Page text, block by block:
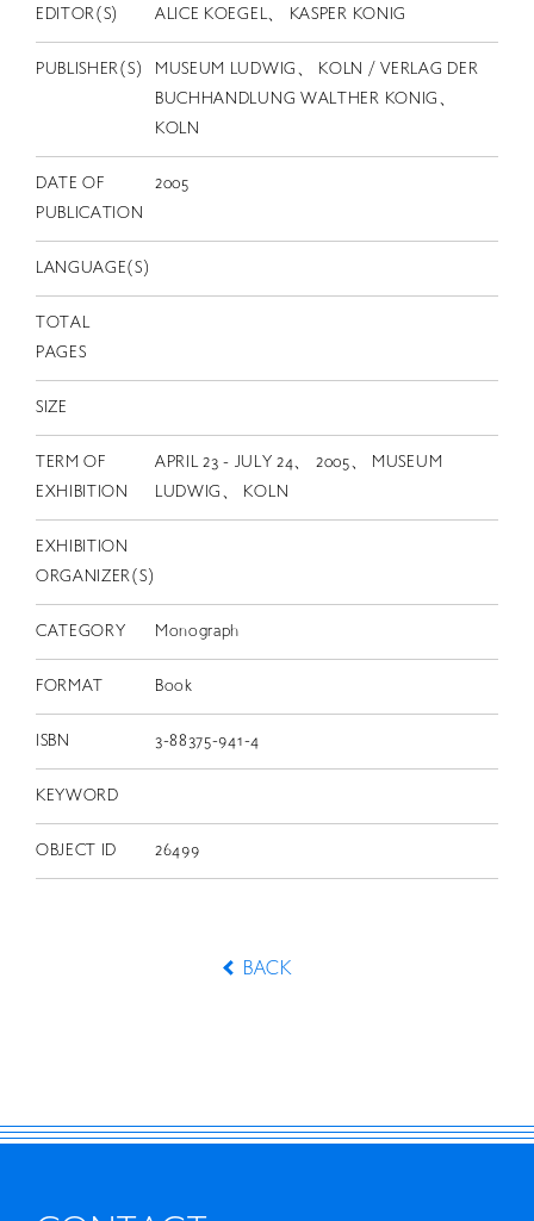
EDITOR(S) ALICE KOEGEL、 KASPER KONIG
PUBLISHER(S)
MUSEUM LUDWIG、 KOLN / VERLAG DER
BUCHHANDLUNG WALTHER KONIG、
KOLN
DATE OF
PUBLICATION
2005
LANGUAGE(S)
TOTAL
PAGES
SIZE
TERM OF
EXHIBITION
APRIL 23 - JULY 24、 2005、 MUSEUM
LUDWIG、 KOLN
EXHIBITION
ORGANIZER(S)
CATEGORY Monograph
FORMAT Book
ISBN 3-88375-941-4
KEYWORD
OBJECT ID 26499
BACK